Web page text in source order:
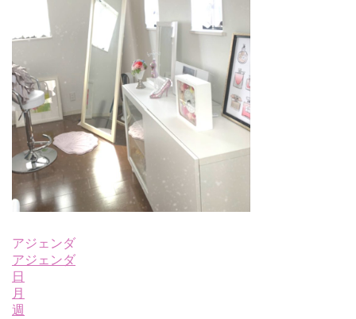
アジェンダ
アジェンダ
日
月
週